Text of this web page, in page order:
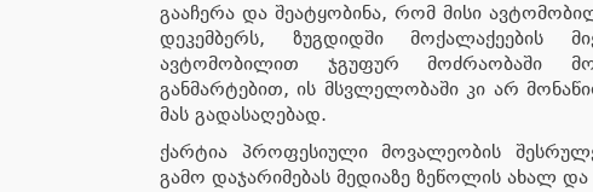
გააჩერა და შეატყობინა, რომ მისი
დეკემბერს, ზუგდიდში მოქალაქეების
ავტომობილით ჯგუფურ მოძრაობაში
განმარტებით, ის მსვლელობაში კი არ
მას გადასაღებად.
ქარტია პროფესიული მოვალეობის
გამო დაჯარიმებას მედიაზე ზეწოლის ახალ